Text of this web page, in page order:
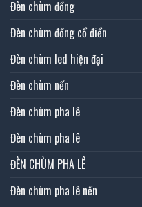
Đèn chùm đồng
Đèn chùm đồng cổ điển
Đèn chùm led hiện đại
Đèn chùm nến
Đèn chùm pha lê
Đèn chùm pha lê
ĐÈN CHÙM PHA LÊ
Đèn chùm pha lê nến